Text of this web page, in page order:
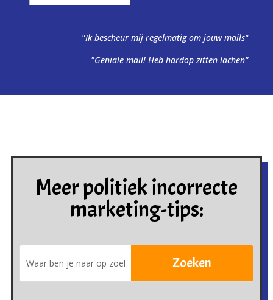
"Ik bescheur mij regelmatig om jouw mails"
"Geniale mail! Heb hardop zitten lachen"
Meer politiek incorrecte
marketing-tips: